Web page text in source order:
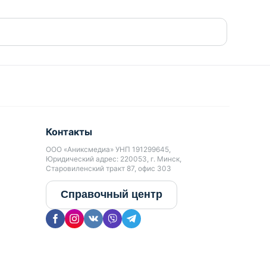
Контакты
ООО «Аниксмедиа» УНП 191299645,
Юридический адрес: 220053, г. Минск,
Старовиленский тракт 87, офис 303
Справочный центр